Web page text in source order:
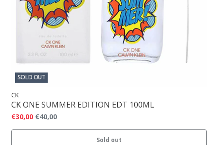
SOLD OUT
CK
CK ONE SUMMER EDITION EDT 100ML
€30,00 €40,00
Sold out